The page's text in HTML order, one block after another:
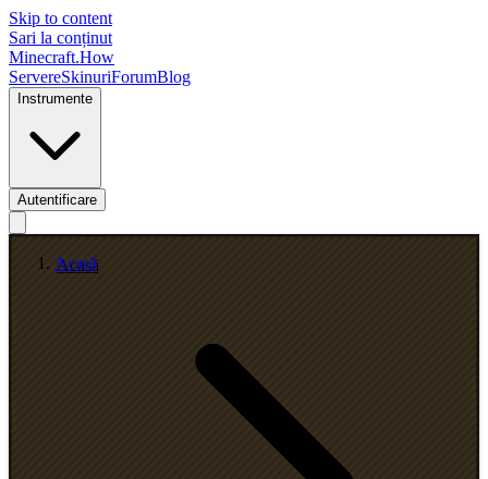
Skip to content
Sari la conținut
Minecraft.How
ServereSkinuriForumBlog
Instrumente
Autentificare
Acasă